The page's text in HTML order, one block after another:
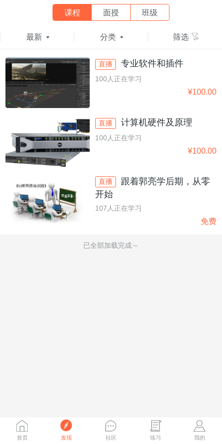
课程 面授 班级
最新 分类 筛选
直播 专业软件和插件
100人正在学习
¥100.00
直播 计算机硬件及原理
100人正在学习
¥100.00
直播
跟着郭亮学后期，从零
开始
107人正在学习
免费
已全部加载完成～
首页 发现 社区 练习 我的